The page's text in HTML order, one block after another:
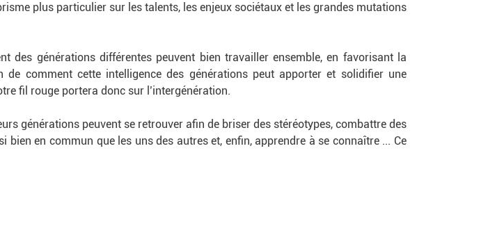
plus particulier sur les talents, les enjeux sociétaux et les grandes mutations
générations différentes peuvent bien travailler ensemble, en favorisant la
comment cette intelligence des générations peut apporter et solidifier une
fil rouge portera donc sur l’intergénération.
générations peuvent se retrouver afin de briser des stéréotypes, combattre des
en commun que les uns des autres et, enfin, apprendre à se connaître ... Ce